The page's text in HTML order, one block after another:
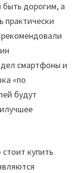
дорогим, а
практически
смартфоны и
«по
будут
купить